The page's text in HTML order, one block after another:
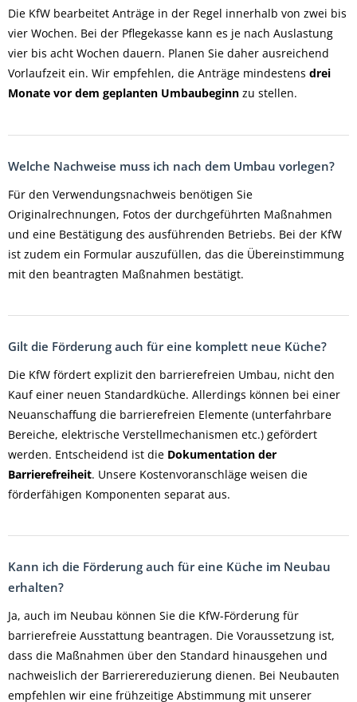
Die KfW bearbeitet Anträge in der Regel innerhalb von zwei bis
vier Wochen. Bei der Pflegekasse kann es je nach Auslastung
vier bis acht Wochen dauern. Planen Sie daher ausreichend
Vorlaufzeit ein. Wir empfehlen, die Anträge mindestens drei
Monate vor dem geplanten Umbaubeginn zu stellen.
Welche Nachweise muss ich nach dem Umbau vorlegen?
Für den Verwendungsnachweis benötigen Sie
Originalrechnungen, Fotos der durchgeführten Maßnahmen
und eine Bestätigung des ausführenden Betriebs. Bei der KfW
ist zudem ein Formular auszufüllen, das die Übereinstimmung
mit den beantragten Maßnahmen bestätigt.
Gilt die Förderung auch für eine komplett neue Küche?
Die KfW fördert explizit den barrierefreien Umbau, nicht den
Kauf einer neuen Standardküche. Allerdings können bei einer
Neuanschaffung die barrierefreien Elemente (unterfahrbare
Bereiche, elektrische Verstellmechanismen etc.) gefördert
werden. Entscheidend ist die Dokumentation der
Barrierefreiheit. Unsere Kostenvoranschläge weisen die
förderfähigen Komponenten separat aus.
Kann ich die Förderung auch für eine Küche im Neubau
erhalten?
Ja, auch im Neubau können Sie die KfW-Förderung für
barrierefreie Ausstattung beantragen. Die Voraussetzung ist,
dass die Maßnahmen über den Standard hinausgehen und
nachweislich der Barrierereduzierung dienen. Bei Neubauten
empfehlen wir eine frühzeitige Abstimmung mit unserer